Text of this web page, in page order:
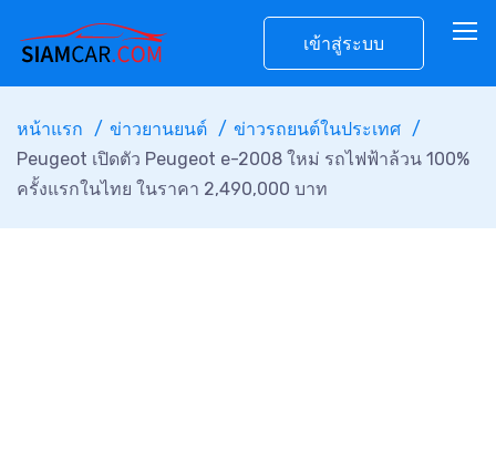
เข้าสู่ระบบ
หน้าแรก ข่าวยานยนต์
ข่าวรถยนต์ในประเทศ
Peugeot เปิดตัว Peugeot e-2008 ใหม่ รถไฟฟ้าล้วน 100%
ครั้งแรกในไทย ในราคา 2,490,000 บาท